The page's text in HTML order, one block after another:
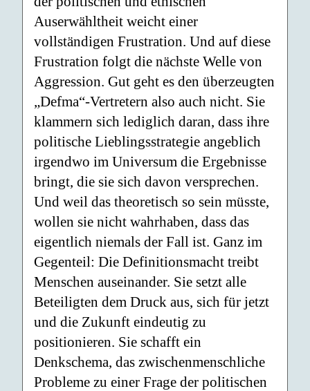
Auserwähltheit weicht einer
vollständigen Frustration. Und auf diese
Frustration folgt die nächste Welle von
Aggression. Gut geht es den überzeugten
„Defma“-Vertretern also auch nicht. Sie
klammern sich lediglich daran, dass ihre
politische Lieblingsstrategie angeblich
irgendwo im Universum die Ergebnisse
bringt, die sie sich davon versprechen.
Und weil das theoretisch so sein müsste,
wollen sie nicht wahrhaben, dass das
eigentlich niemals der Fall ist. Ganz im
Gegenteil: Die Definitionsmacht treibt
Menschen auseinander. Sie setzt alle
Beteiligten dem Druck aus, sich für jetzt
und die Zukunft eindeutig zu
positionieren. Sie schafft ein
Denkschema, das zwischenmenschliche
Probleme zu einer Frage der politischen